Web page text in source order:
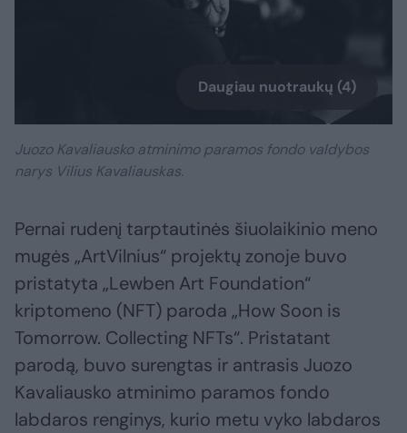
Daugiau nuotraukų (4)
Juozo Kavaliausko atminimo paramos fondo valdybos
narys Vilius Kavaliauskas.
Pernai rudenį tarptautinės šiuolaikinio meno
mugės „ArtVilnius“ projektų zonoje buvo
pristatyta „Lewben Art Foundation“
kriptomeno (NFT) paroda „How Soon is
Tomorrow. Collecting NFTs“. Pristatant
parodą, buvo surengtas ir antrasis Juozo
Kavaliausko atminimo paramos fondo
labdaros renginys, kurio metu vyko labdaros